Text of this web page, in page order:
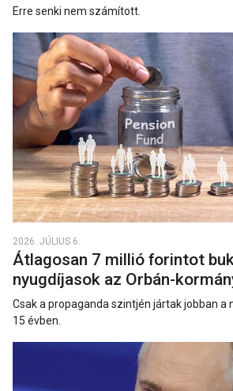
Erre senki nem számított.
2026. JÚLIUS 6.
Átlagosan 7 millió forintot
nyugdíjasok az Orbán-
Csak a propaganda szintjén jártak jobban a
15 évben.